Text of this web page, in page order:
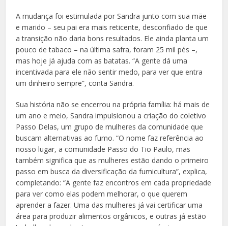
A mudança foi estimulada por Sandra junto com sua mãe
e marido – seu pai era mais reticente, desconfiado de que
a transição não daria bons resultados. Ele ainda planta um
pouco de tabaco – na última safra, foram 25 mil pés –,
mas hoje já ajuda com as batatas. “A gente dá uma
incentivada para ele não sentir medo, para ver que entra
um dinheiro sempre”, conta Sandra.
Sua história não se encerrou na própria família: há mais de
um ano e meio, Sandra impulsionou a criação do coletivo
Passo Delas, um grupo de mulheres da comunidade que
buscam alternativas ao fumo. “O nome faz referência ao
nosso lugar, a comunidade Passo do Tio Paulo, mas
também significa que as mulheres estão dando o primeiro
passo em busca da diversificação da fumicultura”, explica,
completando: “A gente faz encontros em cada propriedade
para ver como elas podem melhorar, o que querem
aprender a fazer. Uma das mulheres já vai certificar uma
área para produzir alimentos orgânicos, e outras já estão